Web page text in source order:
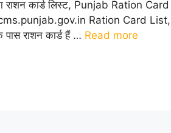
कार्ड लिस्ट, Punjab Ration Card
Ration Card List,
राशन कार्ड हैं … Read more